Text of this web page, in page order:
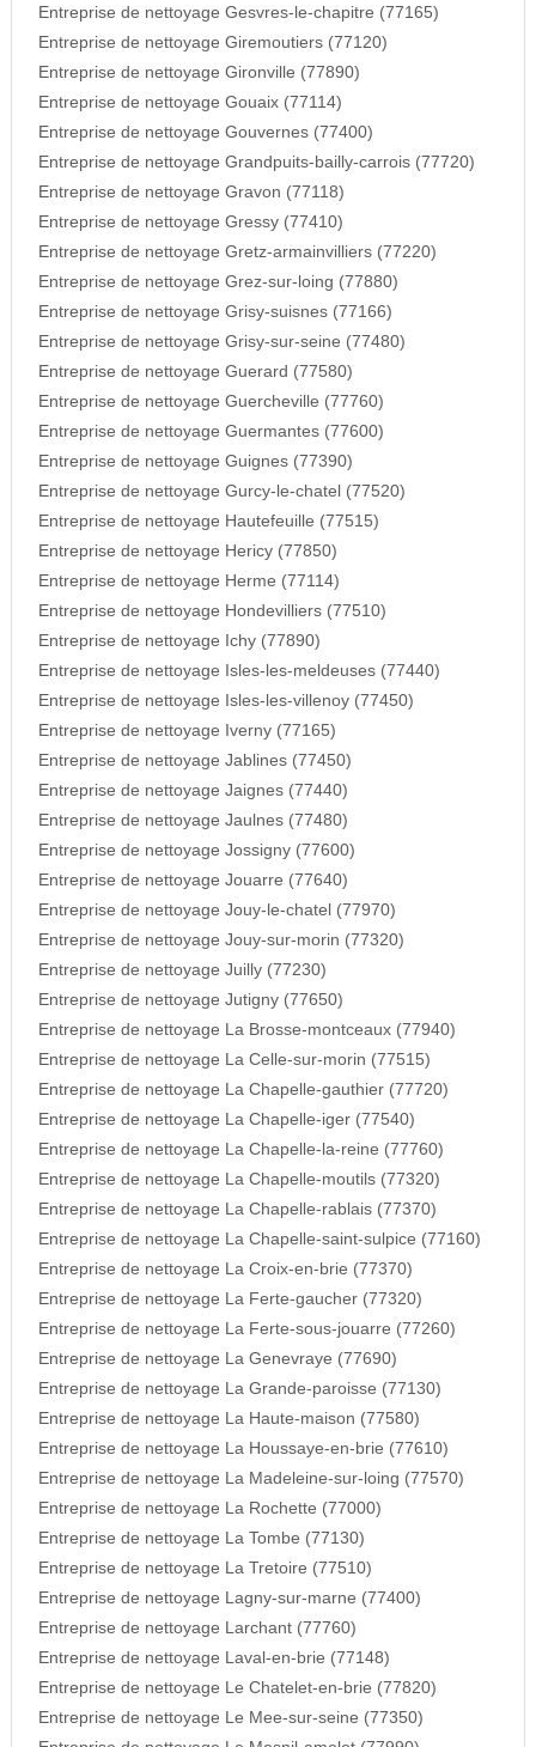
Entreprise de nettoyage Gesvres-le-chapitre (77165)
Entreprise de nettoyage Giremoutiers (77120)
Entreprise de nettoyage Gironville (77890)
Entreprise de nettoyage Gouaix (77114)
Entreprise de nettoyage Gouvernes (77400)
Entreprise de nettoyage Grandpuits-bailly-carrois (77720)
Entreprise de nettoyage Gravon (77118)
Entreprise de nettoyage Gressy (77410)
Entreprise de nettoyage Gretz-armainvilliers (77220)
Entreprise de nettoyage Grez-sur-loing (77880)
Entreprise de nettoyage Grisy-suisnes (77166)
Entreprise de nettoyage Grisy-sur-seine (77480)
Entreprise de nettoyage Guerard (77580)
Entreprise de nettoyage Guercheville (77760)
Entreprise de nettoyage Guermantes (77600)
Entreprise de nettoyage Guignes (77390)
Entreprise de nettoyage Gurcy-le-chatel (77520)
Entreprise de nettoyage Hautefeuille (77515)
Entreprise de nettoyage Hericy (77850)
Entreprise de nettoyage Herme (77114)
Entreprise de nettoyage Hondevilliers (77510)
Entreprise de nettoyage Ichy (77890)
Entreprise de nettoyage Isles-les-meldeuses (77440)
Entreprise de nettoyage Isles-les-villenoy (77450)
Entreprise de nettoyage Iverny (77165)
Entreprise de nettoyage Jablines (77450)
Entreprise de nettoyage Jaignes (77440)
Entreprise de nettoyage Jaulnes (77480)
Entreprise de nettoyage Jossigny (77600)
Entreprise de nettoyage Jouarre (77640)
Entreprise de nettoyage Jouy-le-chatel (77970)
Entreprise de nettoyage Jouy-sur-morin (77320)
Entreprise de nettoyage Juilly (77230)
Entreprise de nettoyage Jutigny (77650)
Entreprise de nettoyage La Brosse-montceaux (77940)
Entreprise de nettoyage La Celle-sur-morin (77515)
Entreprise de nettoyage La Chapelle-gauthier (77720)
Entreprise de nettoyage La Chapelle-iger (77540)
Entreprise de nettoyage La Chapelle-la-reine (77760)
Entreprise de nettoyage La Chapelle-moutils (77320)
Entreprise de nettoyage La Chapelle-rablais (77370)
Entreprise de nettoyage La Chapelle-saint-sulpice (77160)
Entreprise de nettoyage La Croix-en-brie (77370)
Entreprise de nettoyage La Ferte-gaucher (77320)
Entreprise de nettoyage La Ferte-sous-jouarre (77260)
Entreprise de nettoyage La Genevraye (77690)
Entreprise de nettoyage La Grande-paroisse (77130)
Entreprise de nettoyage La Haute-maison (77580)
Entreprise de nettoyage La Houssaye-en-brie (77610)
Entreprise de nettoyage La Madeleine-sur-loing (77570)
Entreprise de nettoyage La Rochette (77000)
Entreprise de nettoyage La Tombe (77130)
Entreprise de nettoyage La Tretoire (77510)
Entreprise de nettoyage Lagny-sur-marne (77400)
Entreprise de nettoyage Larchant (77760)
Entreprise de nettoyage Laval-en-brie (77148)
Entreprise de nettoyage Le Chatelet-en-brie (77820)
Entreprise de nettoyage Le Mee-sur-seine (77350)